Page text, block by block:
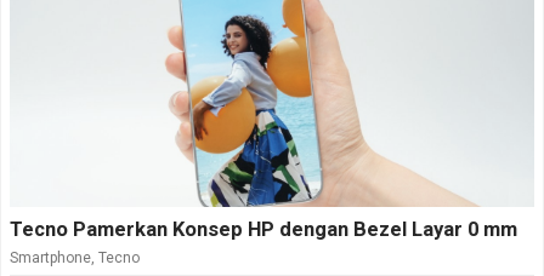
Tecno Pamerkan Konsep HP dengan Bezel Layar 0 mm
Smartphone, Tecno